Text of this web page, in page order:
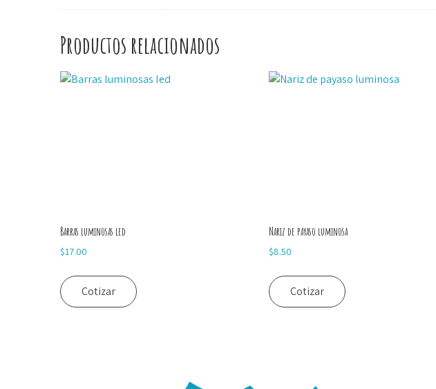
Productos relacionados
Barras luminosas led
$17.00
Cotizar
Nariz de payaso luminosa
$8.50
Cotizar